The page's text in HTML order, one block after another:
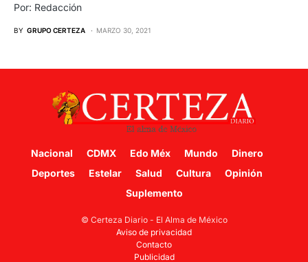
Por: Redacción
BY GRUPO CERTEZA MARZO 30, 2021
Nacional CDMX Edo Méx Mundo
Dinero
Deportes
Estelar Salud Cultura
Opinión
Suplemento
© Certeza Diario - El Alma de México
Aviso de privacidad
Contacto
Publicidad